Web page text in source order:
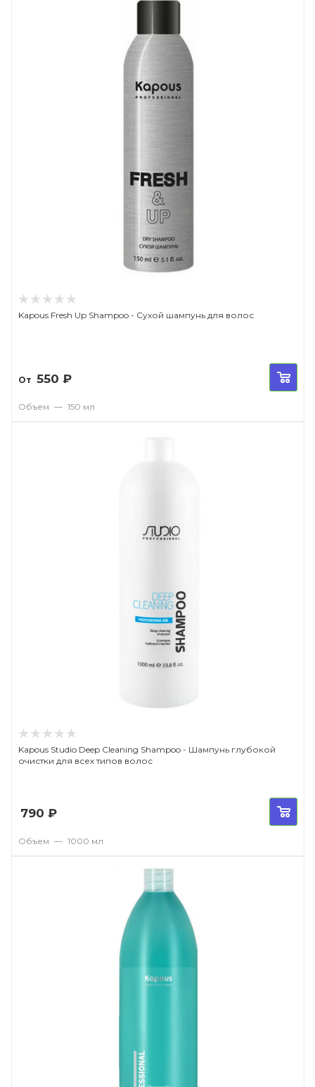
Kapous Fresh Up Shampoo - Сухой шампунь для волос
От 550 ₽
Объем — 150 мл
Kapous Studio Deep Cleaning Shampoo - Шампунь глубокой
очистки для всех типов волос
790 ₽
Объем — 1000 мл